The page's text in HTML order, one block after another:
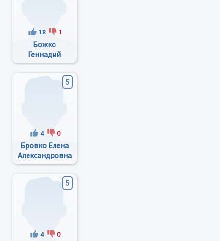
18 1
Божко
Геннадий
Иванович
5
4 0
Бровко Елена
Александровна
5
4 0